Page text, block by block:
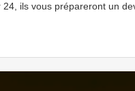
24, ils vous prépareront un